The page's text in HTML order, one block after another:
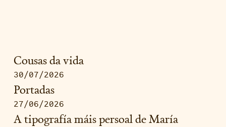
Cousas da vida
30/07/2026
Portadas
27/06/2026
A tipografía máis persoal de María